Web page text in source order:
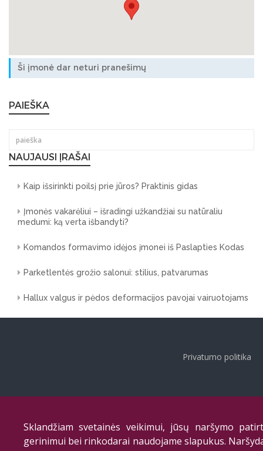
Sklandžiam svetainės veikimui, jūsų naršymo
gerinimui bei rinkodarai naudojame slapukus.
100 % be gliuteno
Ši įmonė dar neturi pranešimų
PAIEŠKA
NAUJAUSI ĮRAŠAI
Kaip išsirinkti poilsį prie jūros? Praktinis gidas
Įmonės vakarėliui – išradingi užkandžiai su natūraliu
medumi: ką verta išbandyti?
Komandos formavimo idėjos įmonei iš Paslapties Kodas
Parketlentės grožio salonui: stilius, patvarumas
Hallux valgus ir pėdos deformacijos pavojai vairuotojams
Privatumo politika